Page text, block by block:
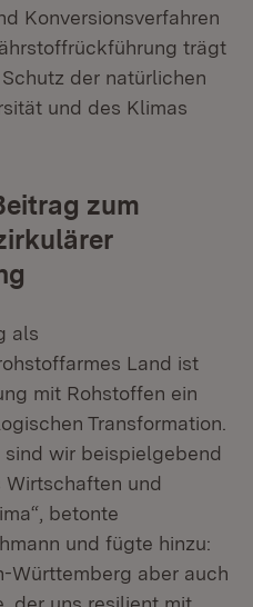
Konversionsverfahren
trägt
der natürlichen
und des Klimas
zum
als
Land ist
mit Rohstoffen ein
Transformation.
sind wir beispielgebend
und
betonte
und fügte hinzu:
Württemberg aber auch